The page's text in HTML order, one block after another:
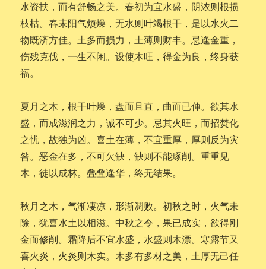
水资扶，而有舒畅之美。春初为宜水盛，阴浓则根损
枝枯。春末阳气烦燥，无水则叶竭根干，是以水火二
物既济方佳。土多而损力，土薄则财丰。忌逢金重，
伤残克伐，一生不闲。设使木旺，得金为良，终身获
福。
夏月之木，根干叶燥，盘而且直，曲而已伸。欲其水
盛，而成滋润之力，诚不可少。忌其火旺，而招焚化
之忧，故独为凶。喜土在薄，不宜重厚，厚则反为灾
咎。恶金在多，不可欠缺，缺则不能琢削。重重见
木，徒以成林。叠叠逢华，终无结果。
秋月之木，气渐凄凉，形渐凋败。初秋之时，火气未
除，犹喜水土以相滋。中秋之令，果已成实，欲得刚
金而修削。霜降后不宜水盛，水盛则木漂。寒露节又
喜火炎，火炎则木实。木多有多材之美，土厚无己任